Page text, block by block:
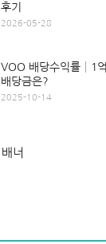
후기
2026-05-28
VOO 배당수익률│1
배당금은?
2025-10-14